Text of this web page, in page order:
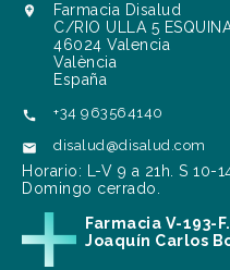

Farmacia Disalud
C/RIO ULLA 5
46024 Valencia
València
España
 +34 963564140
 disalud@disalud.com
Horario: L-V 9 a 21h. S 10-
Domingo cerrado.
Farmacia V-193-
Joaquín Carlos